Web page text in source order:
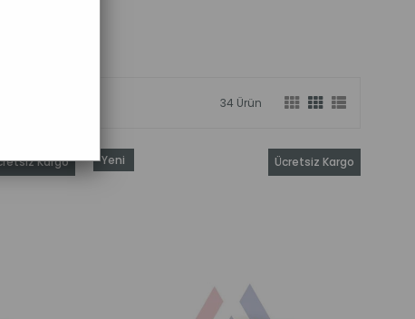
34 Ürün
Kargo Ücretsiz Kargo
Yeni